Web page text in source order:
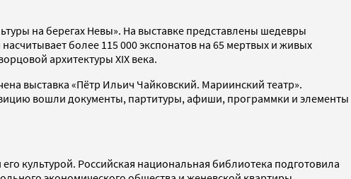
на берегах Невы». На выставке представлены шедевры
более 115 000 экспонатов на 65 мертвых и живых
архитектуры XIX века.
выставка «Пётр Ильич Чайковский. Мариинский театр».
вошли документы, партитуры, афиши, программки и элементы
культурой. Российская национальная библиотека подготовила